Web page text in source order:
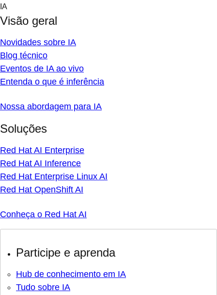
Skip
content
IA
Visão geral
Novidades sobre IA
Blog técnico
Eventos de IA ao vivo
Entenda o que é inferência
Nossa abordagem para IA
Soluções
Red Hat AI Enterprise
Red Hat AI Inference
Red Hat Enterprise Linux AI
Red Hat OpenShift AI
Conheça o Red Hat AI
Participe e aprenda
Hub de conhecimento em IA
Tudo sobre IA